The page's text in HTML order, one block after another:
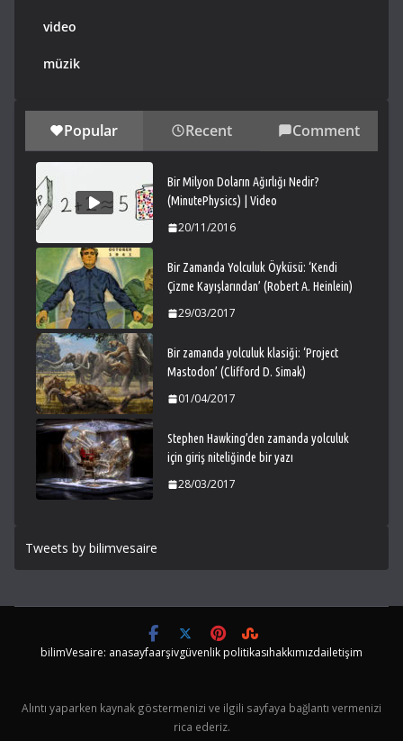
video
müzik
Popular Recent Comment
Bir Milyon Doların Ağırlığı Nedir?
(MinutePhysics) | Video
20/11/2016
Bir Zamanda Yolculuk Öyküsü: ‘Kendi
Çizme Kayışlarından’ (Robert A. Heinlein)
29/03/2017
Bir zamanda yolculuk klasiği: ‘Project
Mastodon’ (Clifford D. Simak)
01/04/2017
Stephen Hawking’den zamanda yolculuk
için giriş niteliğinde bir yazı
28/03/2017
Tweets by bilimvesaire
bilimVesaire: anasayfaarşivgüvenlik politikasıhakkımızdailetişim
Alıntı yaparken kaynak göstermenizi ve ilgili sayfaya bağlantı vermenizi
rica ederiz.